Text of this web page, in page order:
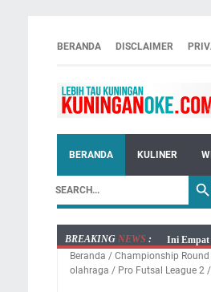
BERANDA DISCLAIMER
BERANDA KULINER
BREAKING NEWS :
Ini Empat
Jumat 7
Beranda / Championship Round
olahraga / Pro Futsal League 2 /